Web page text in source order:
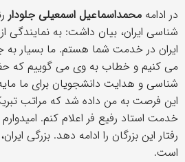
در ادامه محمداسماعیل اسمعیلی جلودار
شناسی ایران، بیان داشت: به نمایندگی
ایران در خدمت شما هستم. ما بسیار به
می کنیم و خطاب به وی می گوییم که
شناسی و هدایت دانشجویان برای ما
این فرصت به من داده شد که مراتب
خدمت استاد رفیع فر اعلام کنم.
رفتار این بزرگان را ادامه دهد. بزرگی
است.